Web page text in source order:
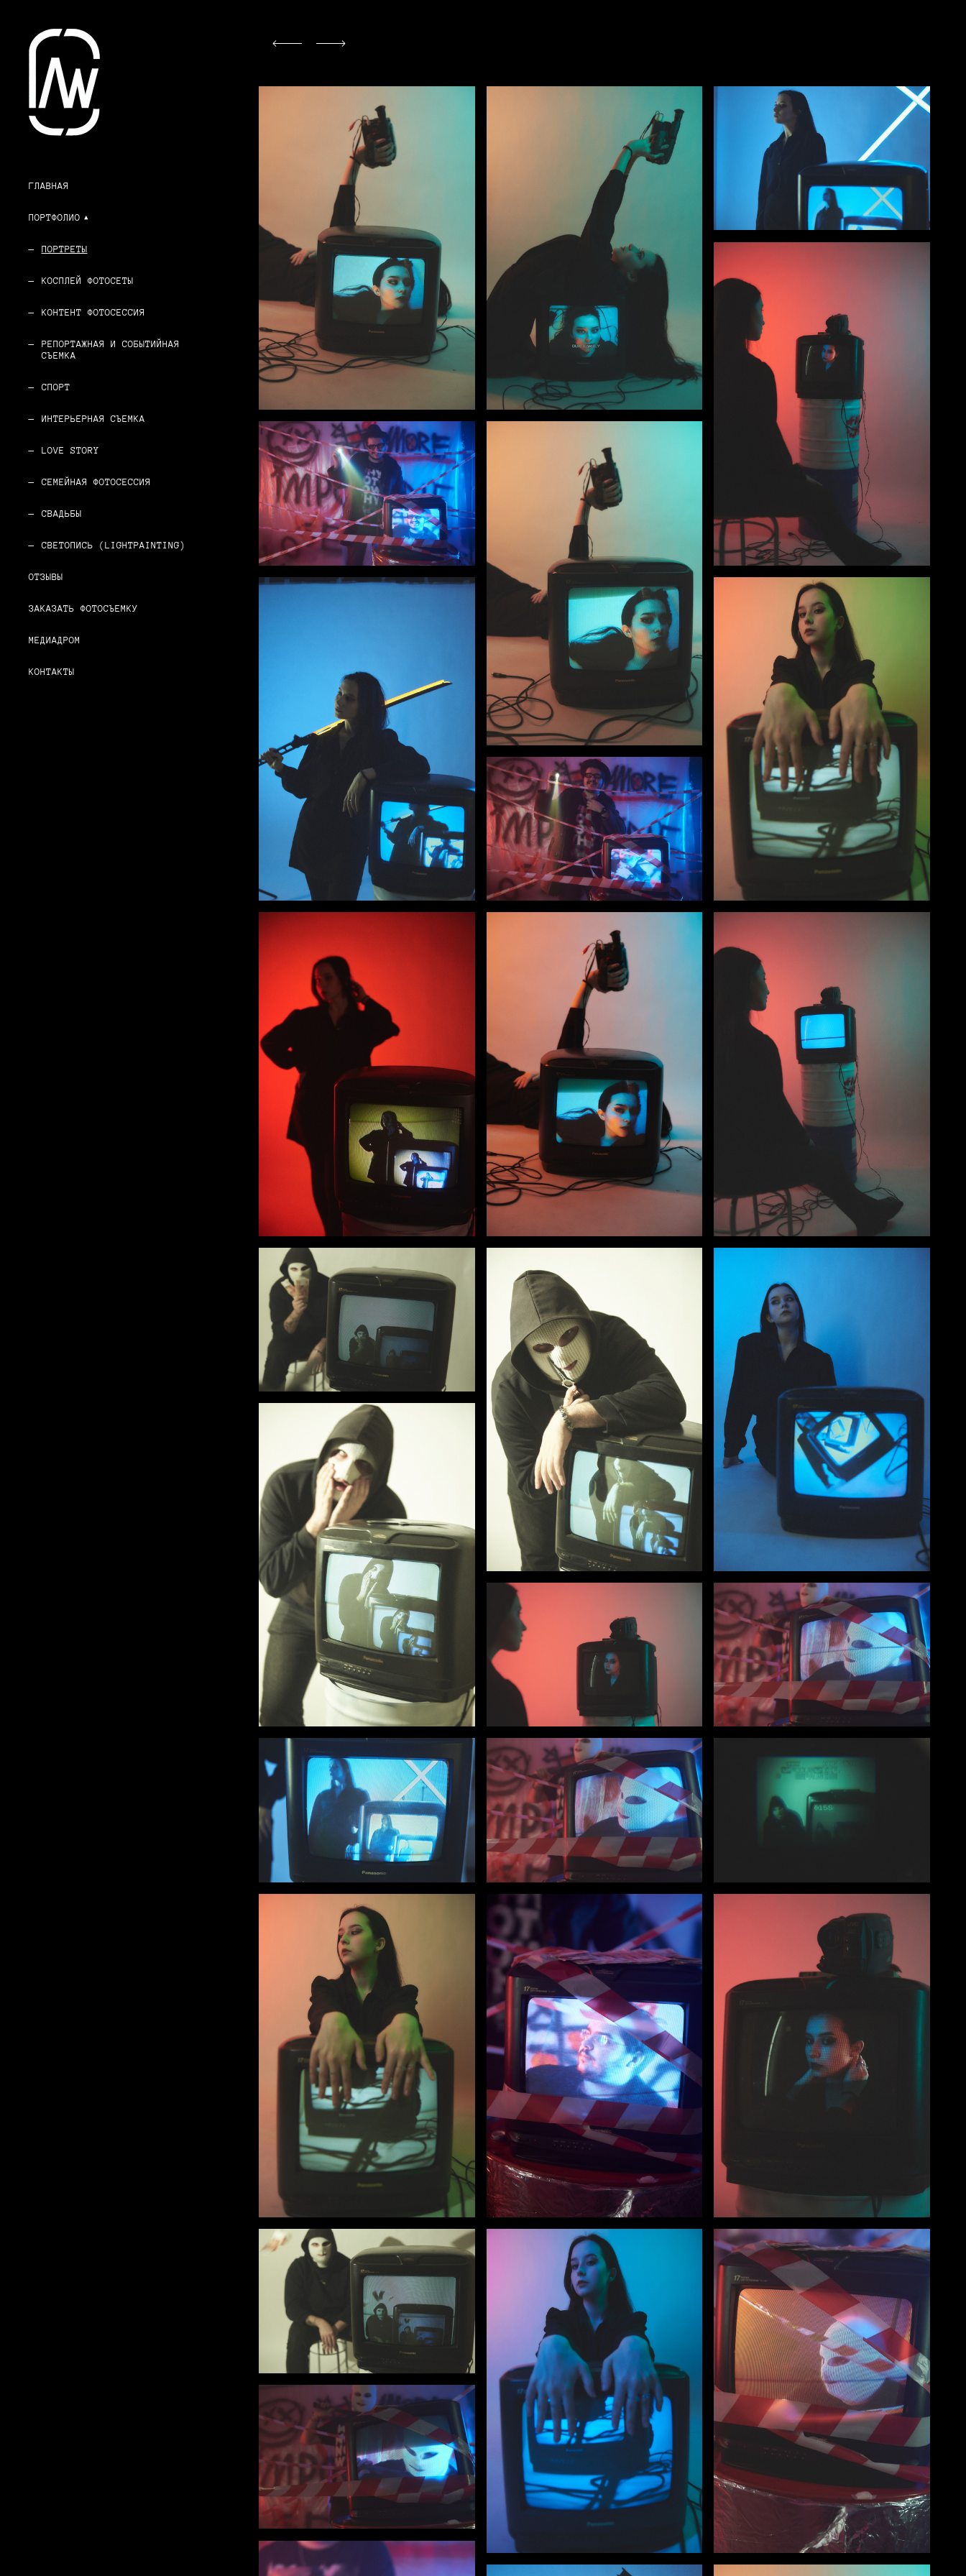
ГЛАВНАЯ
ПОРТФОЛИО
ПОРТРЕТЫ
КОСПЛЕЙ ФОТОСЕТЫ
КОНТЕНТ ФОТОСЕССИЯ
РЕПОРТАЖНАЯ И СОБЫТИЙНАЯ
СЪЕМКА
СПОРТ
ИНТЕРЬЕРНАЯ СЪЕМКА
LOVE STORY
СЕМЕЙНАЯ ФОТОСЕССИЯ
СВАДЬБЫ
СВЕТОПИСЬ (LIGHTPAINTING)
ОТЗЫВЫ
ЗАКАЗАТЬ ФОТОСЪЕМКУ
МЕДИАДРОМ
КОНТАКТЫ